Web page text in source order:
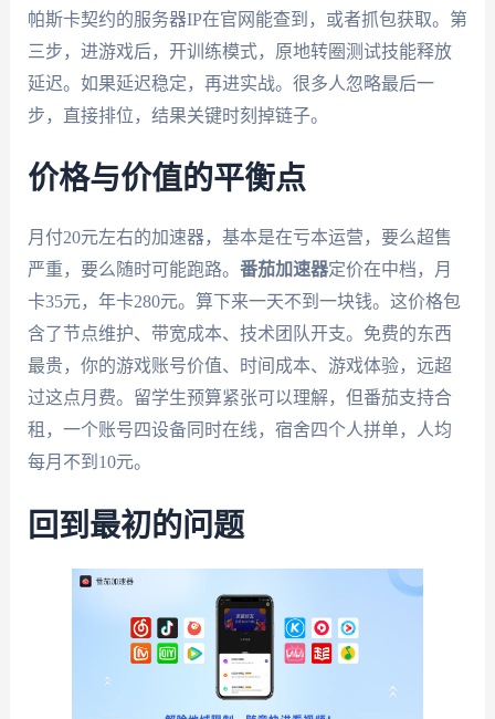
帕斯卡契约的服务器IP在官网能查到，或者抓包获取。第
三步，进游戏后，开训练模式，原地转圈测试技能释放
延迟。如果延迟稳定，再进实战。很多人忽略最后一
步，直接排位，结果关键时刻掉链子。
价格与价值的平衡点
月付20元左右的加速器，基本是在亏本运营，要么超售
严重，要么随时可能跑路。 番茄加速器定价在中档，月
卡35元，年卡280元。算下来一天不到一块钱。这价格包
含了节点维护、带宽成本、技术团队开支。免费的东西
最贵，你的游戏账号价值、时间成本、游戏体验，远超
过这点月费。留学生预算紧张可以理解，但番茄支持合
租，一个账号四设备同时在线，宿舍四个人拼单，人均
每月不到10元。
回到最初的问题